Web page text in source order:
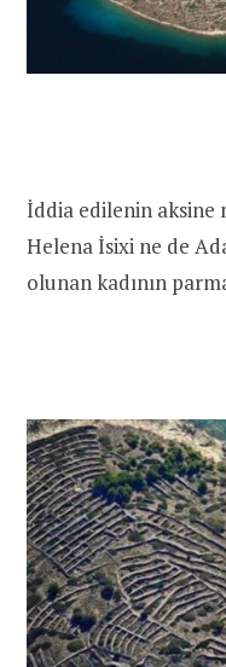
İddia edilenin aksine
Helena İsixi ne de
olunan kadının